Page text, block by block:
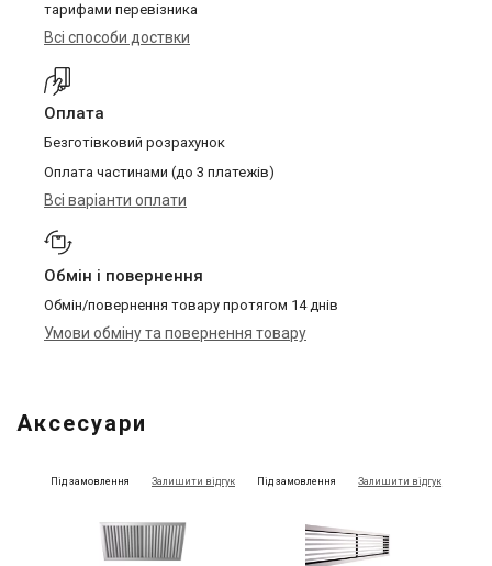
тарифами перевізника
Всі способи доствки
Оплата
Безготівковий розрахунок
Оплата частинами (до 3 платежів)
Всі варіанти оплати
Обмін і повернення
Обмін/повернення товару протягом 14 днів
Умови обміну та повернення товару
Аксесуари
Під замовлення Залишити відгук Під замовлення Залишити відгук